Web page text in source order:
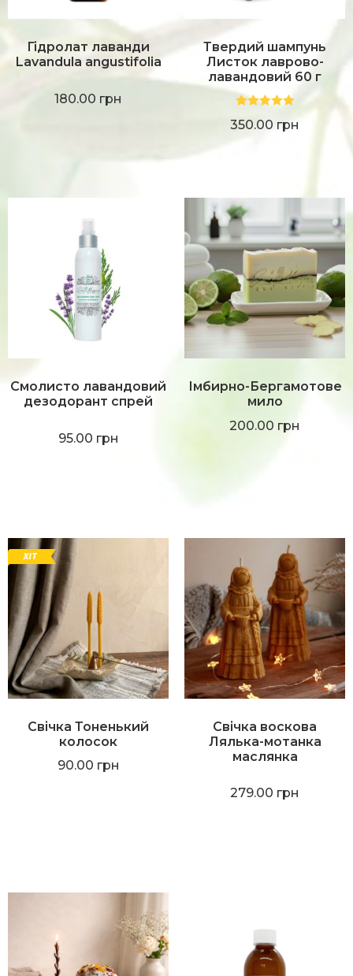
Гідролат лаванди
Lavandula angustifolia
180.00 грн
Твердий шампунь
Листок лаврово-
лавандовий 60 г
350.00 грн
Смолисто лавандовий
дезодорант спрей
95.00 грн
Імбирно-Бергамотове
мило
200.00 грн
Свічка Тоненький
колосок
90.00 грн
Свічка воскова
Лялька-мотанка
маслянка
279.00 грн